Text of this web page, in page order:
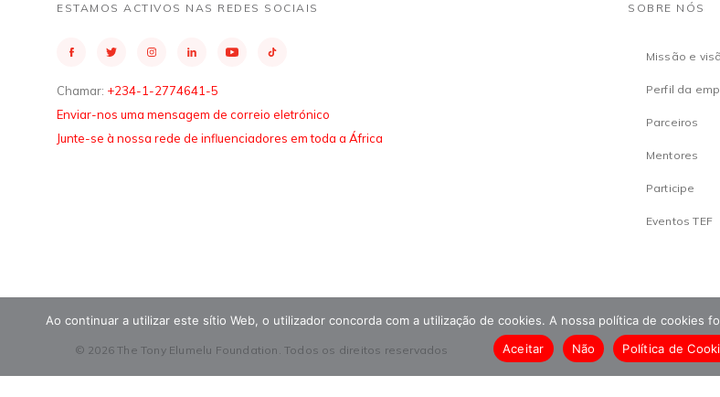
ESTAMOS ACTIVOS NAS REDES SOCIAIS
Chamar: +234-1-2774641-5
Enviar-nos uma mensagem de correio eletrónico
Junte-se à nossa rede de influenciadores em toda a África
SOBRE NÓS
Missão e
Perfil da
Parceiros
Mentores
Participe
Eventos TEF
© 2026 The Tony Elumelu Foundation. Todos os direitos reservados
Ao continuar a utilizar este sítio Web, o utilizador concorda com a utilização de cookies. A nossa política de cookies
Aceitar
Não Política de